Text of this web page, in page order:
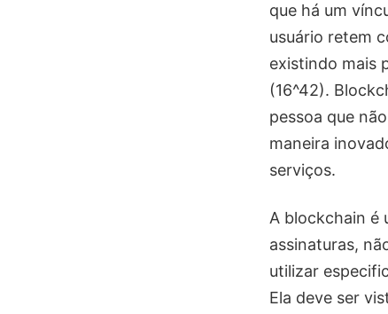
que há um
usuário retem
existindo mais
(16^42).
pessoa que
maneira
serviços.
A blockchain é
assinaturas,
utilizar
Ela deve ser